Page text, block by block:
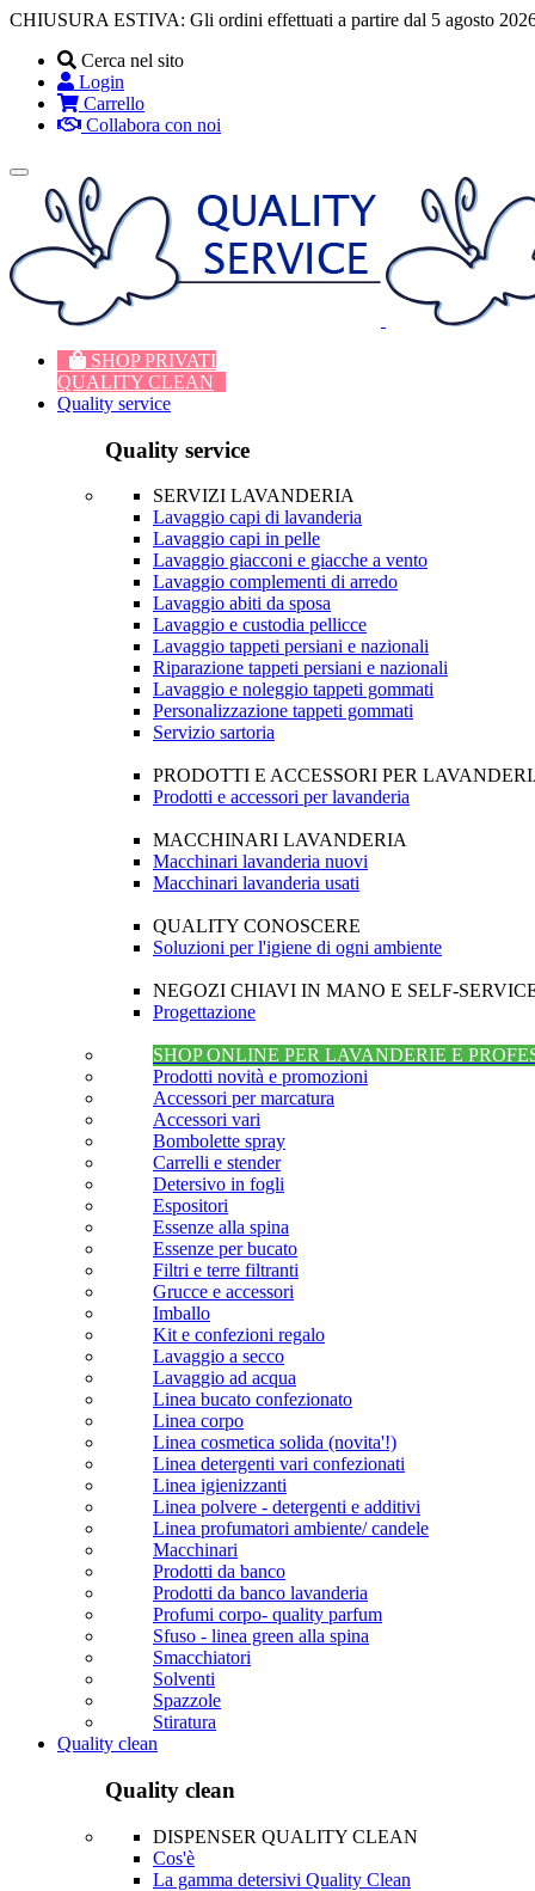
CHIUSURA ESTIVA: Gli ordini effettuati a partire dal 5 agosto
Cerca nel sito
Login
Carrello
Collabora con noi
Toggle
navigation
SHOP PRIVATI
QUALITY CLEAN
Quality service
Quality service
SERVIZI LAVANDERIA
Lavaggio capi di lavanderia
Lavaggio capi in pelle
Lavaggio giacconi e giacche a vento
Lavaggio complementi di arredo
Lavaggio abiti da sposa
Lavaggio e custodia pellicce
Lavaggio tappeti persiani e nazionali
Riparazione tappeti persiani e nazionali
Lavaggio e noleggio tappeti gommati
Personalizzazione tappeti gommati
Servizio sartoria
PRODOTTI E ACCESSORI PER
Prodotti e accessori per lavanderia
MACCHINARI LAVANDERIA
Macchinari lavanderia nuovi
Macchinari lavanderia usati
QUALITY CONOSCERE
Soluzioni per l'igiene di ogni ambiente
NEGOZI CHIAVI IN MANO E SELF-
Progettazione
SHOP ONLINE PER LAVANDERIE E
Prodotti novità e promozioni
Accessori per marcatura
Accessori vari
Bombolette spray
Carrelli e stender
Detersivo in fogli
Espositori
Essenze alla spina
Essenze per bucato
Filtri e terre filtranti
Grucce e accessori
Imballo
Kit e confezioni regalo
Lavaggio a secco
Lavaggio ad acqua
Linea bucato confezionato
Linea corpo
Linea cosmetica solida (novita'!)
Linea detergenti vari confezionati
Linea igienizzanti
Linea polvere - detergenti e additivi
Linea profumatori ambiente/ candele
Macchinari
Prodotti da banco
Prodotti da banco lavanderia
Profumi corpo- quality parfum
Sfuso - linea green alla spina
Smacchiatori
Solventi
Spazzole
Stiratura
Quality clean
Quality clean
DISPENSER QUALITY CLEAN
Cos'è
La gamma detersivi Quality Clean